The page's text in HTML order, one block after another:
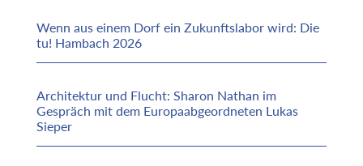
Wenn aus einem Dorf ein Zukunftslabor wird: Die
tu! Hambach 2026
Architektur und Flucht: Sharon Nathan im
Gespräch mit dem Europaabgeordneten Lukas
Sieper